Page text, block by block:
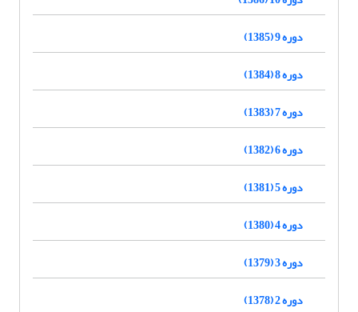
دوره 9 (1385)
دوره 8 (1384)
دوره 7 (1383)
دوره 6 (1382)
دوره 5 (1381)
دوره 4 (1380)
دوره 3 (1379)
دوره 2 (1378)